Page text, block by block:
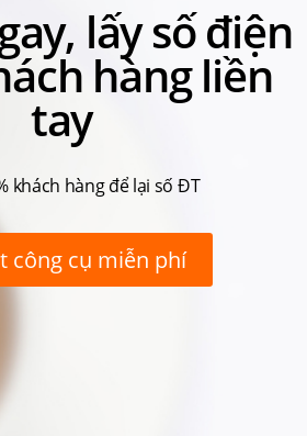
lấy số điện
hàng liền
tay
khách hàng để lại số ĐT
công cụ miễn phí